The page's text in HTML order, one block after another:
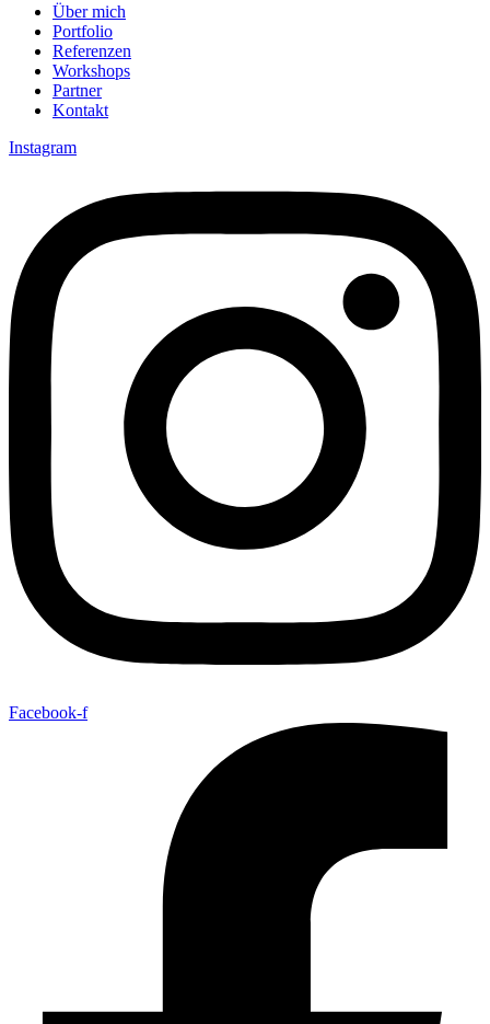
Über mich
Portfolio
Referenzen
Workshops
Partner
Kontakt
Instagram
Facebook-f